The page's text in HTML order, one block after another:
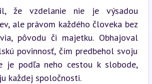
že vzdelanie nie je výsadou
ale právom každého človeka bez
pôvodu či majetku. Obhajoval
povinnosť, čím predbehol svoju
je podľa neho cestou k slobode,
každej spoločnosti.